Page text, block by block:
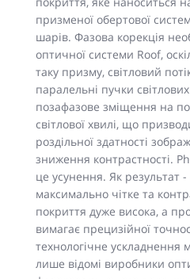
призменої обертової
шарів. Фазова корекція
оптичної системи Roof,
таку призму, світловий
паралельні пучки
позафазове зміщення на
світлової хвилі, що
роздільної здатності
зниження контрастності.
це усунення. Як результат
максимально чітке та
покриття дуже висока, а
вимагає прецизійної
технологічне ускладнення
лише відомі виробники